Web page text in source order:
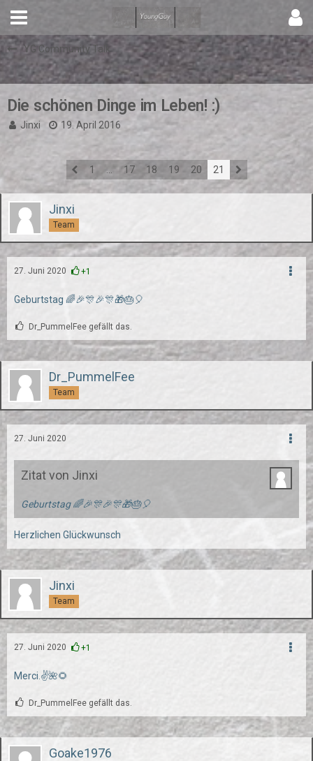
YG Community Talk
Die schönen Dinge im Leben! :)
Jinxi 19. April 2016
1 … 17 18 19 20 21
Jinxi
Team
27. Juni 2020 +1
Geburtstag 🌈🎉🎊🎉🎊🎁🎂🎈
Dr_PummelFee gefällt das.
Dr_PummelFee
Team
27. Juni 2020
Zitat von Jinxi
Geburtstag 🌈🎉🎊🎉🎊🎁🎂🎈
Herzlichen Glückwunsch
Jinxi
Team
27. Juni 2020 +1
Merci.✌🌺🌻
Dr_PummelFee gefällt das.
Goake1976